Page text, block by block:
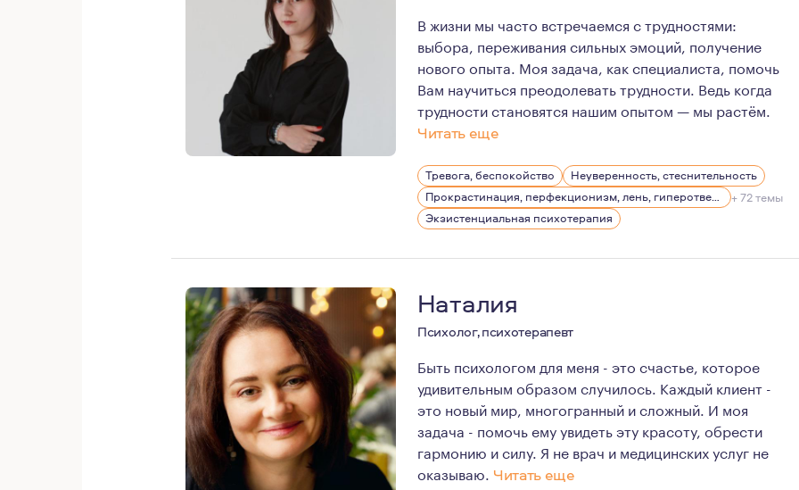
В жизни мы часто встречаемся с трудностями:
выбора, переживания сильных эмоций, получение
нового опыта. Моя задача, как специалиста, помочь
Вам научиться преодолевать трудности. Ведь когда
трудности становятся нашим опытом — мы растём.
Читать еще
„Единственное, что ты не можешь отнять у меня, -
Нам всем в жизни даны трудности, через которые мы
В каждом человеке заложен потенциал. Вопрос в том,
Тревога, беспокойство
Неуверенность, стеснительность
Прокрастинация, перфекционизм, лень, гиперответственность
+ 72 темы
Экзистенциальная психотерапия
Наталия
Психолог, психотерапевт
Быть психологом для меня - это счастье, которое
удивительным образом случилось. Каждый клиент -
это новый мир, многогранный и сложный. И моя
задача - помочь ему увидеть эту красоту, обрести
гармонию и силу. Я не врач и медицинских услуг не
оказываю. Читать еще